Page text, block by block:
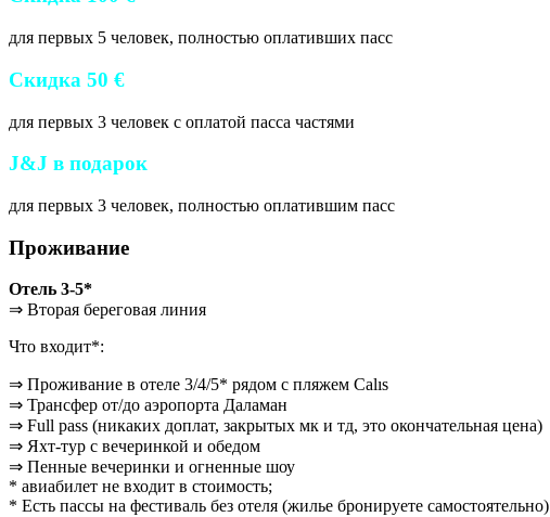
для первых 5 человек, полностью оплативших пасс
Скидка 50 €
для первых 3 человек с оплатой пасса частями
J&J в подарок
для первых 3 человек, полностью оплатившим пасс
Проживание
Отель 3-5*
⇒ Вторая береговая линия
Что входит*:
⇒ Проживание в отеле 3/4/5* рядом с пляжем Calıs
⇒ Трансфер от/до аэропорта Даламан
⇒ Full pass (никаких доплат, закрытых мк и тд, это окончательная цена)
⇒ Яхт-тур с вечеринкой и обедом
⇒ Пенные вечеринки и огненные шоу
* авиабилет не входит в стоимость;
* Есть пассы на фестиваль без отеля (жилье бронируете самостоятельно)